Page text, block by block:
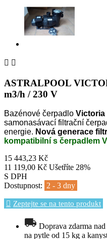
 
ASTRALPOOL
m3/h / 230 V
Bazénové čerpadlo Victoria
samonasávací filtrační
energie. Nová generace
kompatibilní s čerpadlem
15 443,23 Kč
11 119,00 Kč Ušetříte 28%
S DPH
Dostupnost: 2 - 3 dny
Zeptejte se na tento produkt
Doprava zdarma
na pytle od 15 kg a